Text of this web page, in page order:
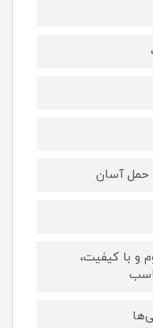
حمل آسان
و با کیفیت،